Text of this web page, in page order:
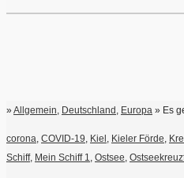
»Allgemein, Deutschland, Europa » Es
corona, COVID-19, Kiel, Kieler Förde,
Schiff, Mein Schiff 1, Ostsee,